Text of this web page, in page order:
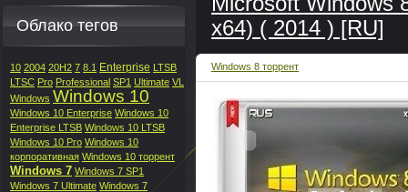
x64) ( 2014 ) [RU]
Windows 8 торрент
Облако тегов
10 2004 20H2 7 8.1 Enterprise LTSB
LTSC Pro Professional SP1 Ultimate VL
Windows Windows 10
Windows 10 Enterprise Windows 10
Enterprise LTSB Windows 10 LTSB
Windows 10 Pro Windows 10
корпоративная Windows 10 торрент
Windows 7 Windows 7 SP1
Windows 7 Ultimate Windows 7